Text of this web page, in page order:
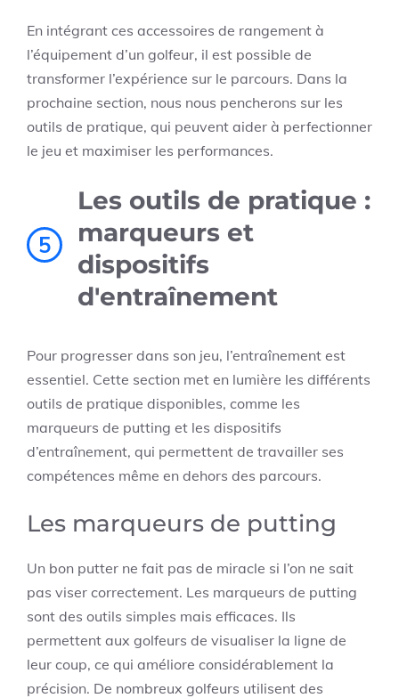
En intégrant ces accessoires de rangement à
l’équipement d’un golfeur, il est possible de
transformer l’expérience sur le parcours. Dans la
prochaine section, nous nous pencherons sur les
outils de pratique, qui peuvent aider à perfectionner
le jeu et maximiser les performances.
5
Les outils de pratique :
marqueurs et
dispositifs
d'entraînement
Pour progresser dans son jeu, l’entraînement est
essentiel. Cette section met en lumière les différents
outils de pratique disponibles, comme les
marqueurs de putting et les dispositifs
d’entraînement, qui permettent de travailler ses
compétences même en dehors des parcours.
Les marqueurs de putting
Un bon putter ne fait pas de miracle si l’on ne sait
pas viser correctement. Les marqueurs de putting
sont des outils simples mais efficaces. Ils
permettent aux golfeurs de visualiser la ligne de
leur coup, ce qui améliore considérablement la
précision. De nombreux golfeurs utilisent des